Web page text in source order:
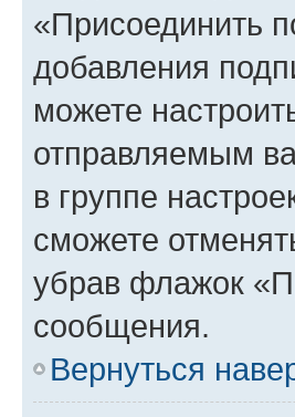
«Присоединить
добавления
можете
отправляемым
в группе
сможете
убрав флажок
сообщения.
Вернуться